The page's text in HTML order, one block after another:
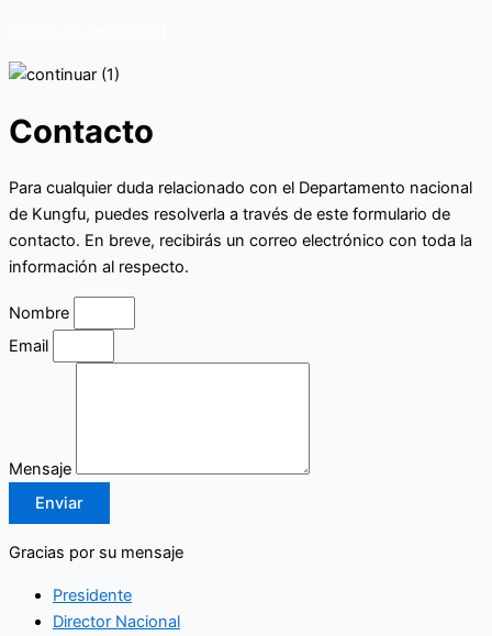
Contacto
Para cualquier duda relacionado con el Departamento nacional
de Kungfu, puedes resolverla a través de este formulario de
contacto. En breve, recibirás un correo electrónico con toda la
información al respecto.
Nombre
Email
Mensaje
Enviar
Gracias por su mensaje
Presidente
Director Nacional